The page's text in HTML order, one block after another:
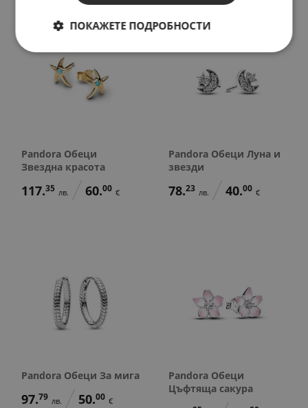
Pandora Обеци
Звездна красота
117.35 лв. 60.00 €
Pandora Обеци Луна и
звезди
78.23 лв. 40.00 €
Pandora Обеци За мига
97.79 лв. 50.00 €
Pandora Обеци
Цъфтяща сакура
ПОКАЖЕТЕ ПОДРОБНОСТИ